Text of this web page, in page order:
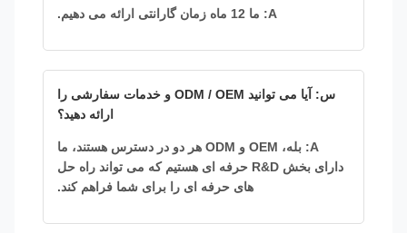
س: آیا می توانید ODM / OEM و خدمات سفارشی را
ارائه دهید؟
A: بله، OEM و ODM هر دو در دسترس هستند، ما
دارای بخش R&D حرفه ای هستیم که می تواند راه حل
های حرفه ای را برای شما فراهم کند.